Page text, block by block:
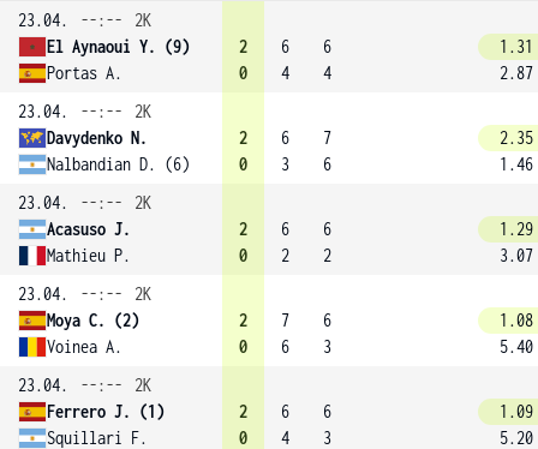
23.04. --:--
2K
El Aynaoui Y. (9)
Portas A.
2
0
6
4
6
4
1.31
2.87
23.04.
--:--
2K
Davydenko N.
Nalbandian D. (6)
2
0
6
3
7
6
2.35
1.46
23.04.
--:--
2K
Acasuso J.
Mathieu P.
2
0
6
2
6
2
1.29
3.07
23.04.
--:--
2K
Moya C. (2)
Voinea A.
2
0
7
6
6
3
1.08
5.40
23.04.
--:--
2K
Ferrero J. (1)
Squillari F.
2
0
6
4
6
3
1.09
5.20